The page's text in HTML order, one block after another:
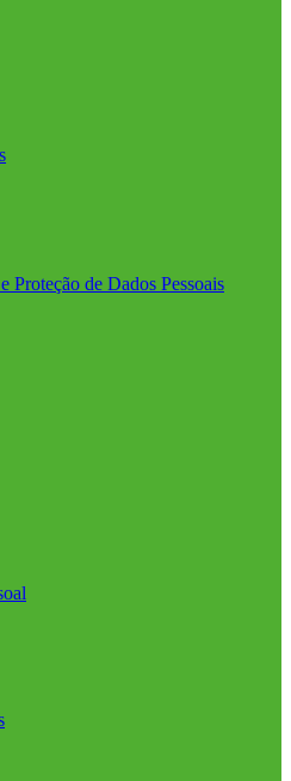
Proteção de Dados Pessoais